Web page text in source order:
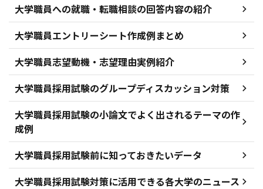
大学職員への就職・転職相談の回答内容の紹介
大学職員エントリーシート作成例まとめ
大学職員志望動機・志望理由実例紹介
大学職員採用試験のグループディスカッション対策
大学職員採用試験の小論文でよく出されるテーマの作
成例
大学職員採用試験前に知っておきたいデータ
大学職員採用試験対策に活用できる各大学のニュース